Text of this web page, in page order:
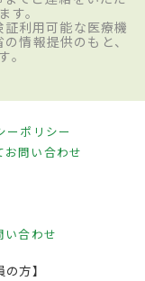
す。
利用可能な医療機
情報提供のもと、
。
ーポリシー
お問い合わせ
い合わせ
方】